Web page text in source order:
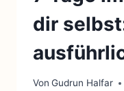
dir
Von Gudrun Halfar